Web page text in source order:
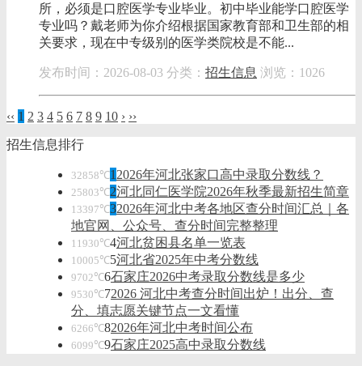
所，必须是口腔医学专业毕业。初中毕业能学口腔医学
专业吗？戴老师为你介绍根据国家教育部和卫生部的相
关要求，现在中专级别的医学类院校是不能...
发布时间：2026-08-03 分类： 招生信息 浏览：1026
‹‹ 1 2 3 4 5 6 7 8 9 10 › ››
招生信息排行
32858℃1 2026年河北张家口高中录取分数线？
25803℃2河北同仁医学院2026年秋季最新招生简章
13397℃32026年河北中考各地区查分时间汇总｜各
地官网、公众号、查分时间完整整理
11930℃4河北贫困县名单一览表
10005℃5河北省2025年中考分数线
9702℃6石家庄2026中考录取分数线是多少
9530℃72026 河北中考查分时间出炉！出分、查
分、填志愿关键节点一文看懂
6266℃82026年河北中考时间公布
6099℃9石家庄2025高中录取分数线